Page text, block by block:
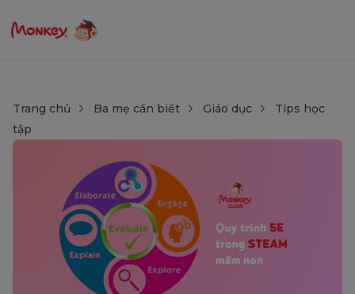
Trang chủ Ba mẹ cần biết Giáo dục
Tips học
tập